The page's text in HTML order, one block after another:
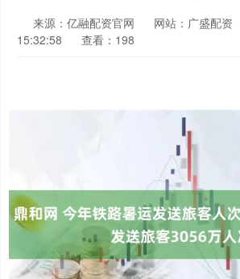
来源：亿融配资官网 网站：广盛配资
15:32:58
查看：198